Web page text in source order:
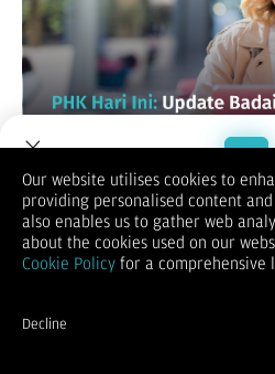
Tahun 2026 menjadi periode
tenaga kerja di Indonesia. PHK
melainkan fenomena yang
manufaktur hingga
mengencangkan ikat
Namun, di balik kondisi ini, ada
dalam mencari penghasilan
satu sumber pendapatan saja kini
Welcome to
Trade with a
Our website utilises cookies to
providing personalised content
also enables us to gather web
about the cookies used on our
Cookie Policy for a comprehensive
Decline